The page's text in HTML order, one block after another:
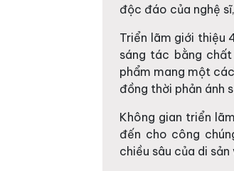
độc đáo của nghệ
Triển lãm giới thiệu
sáng tác bằng
phẩm mang một
đồng thời phản ánh
Không gian triển
đến cho công
chiều sâu của di